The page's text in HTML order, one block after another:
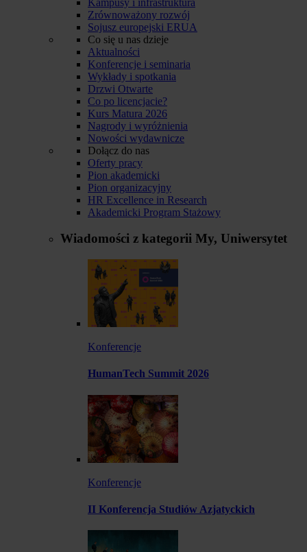
Zrównoważony rozwój
Sojusz europejski ERUA
Co się u nas dzieje
Aktualności
Konferencje i seminaria
Wykłady i spotkania
Drzwi Otwarte
Co po licencjacie?
Kurs Matura 2026
Nagrody i wyróżnienia
Nowości wydawnicze
Dołącz do nas
Oferty pracy
Pion akademicki
Pion organizacyjny
HR Excellence in Research
Akademicki Program Stażowy
Wiadomości z kategorii My, Uniwersytet
Konferencje
HumanTech Summit 2026
Konferencje
II Konferencja Studiów Azjatyckich